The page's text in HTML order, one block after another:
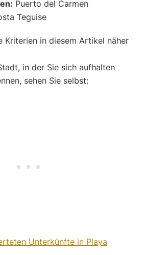
Puerto del Carmen
Teguise
Kriterien in diesem Artikel näher
in der Sie sich aufhalten
sehen Sie selbst:
Unterkünfte in Playa